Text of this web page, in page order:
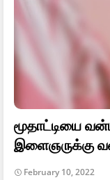
மூதாட்டியை
இளைஞருக்கு
February 10, 2022